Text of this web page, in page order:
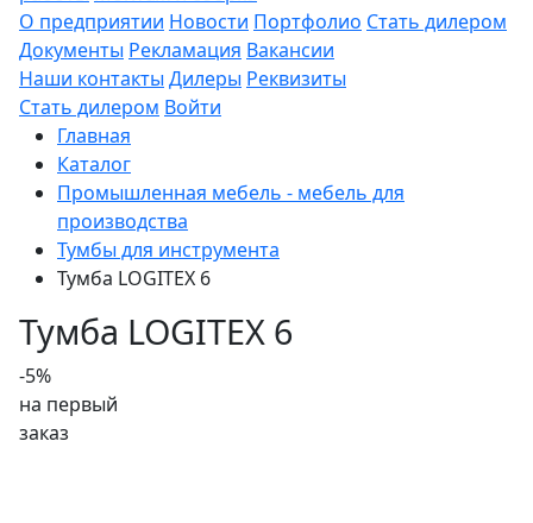
О предприятии Новости Портфолио Стать дилером
Документы Рекламация Вакансии
Наши контакты Дилеры Реквизиты
Стать дилером Войти
Главная
Каталог
Промышленная мебель - мебель для
производства
Тумбы для инструмента
Тумба LOGITEX 6
Тумба LOGITEX 6
-5%
на первый
заказ